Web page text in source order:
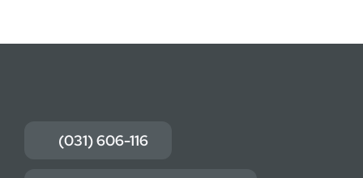
(031) 606-116